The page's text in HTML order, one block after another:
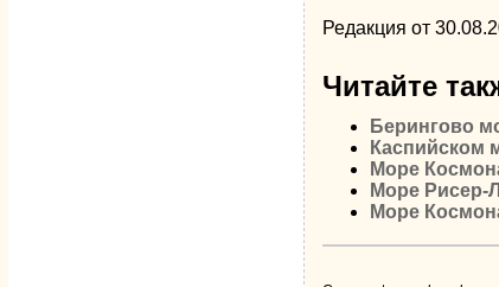
Редакция от
Читайте
Берингово
Каспийском
Море
Море Рисер-
Море